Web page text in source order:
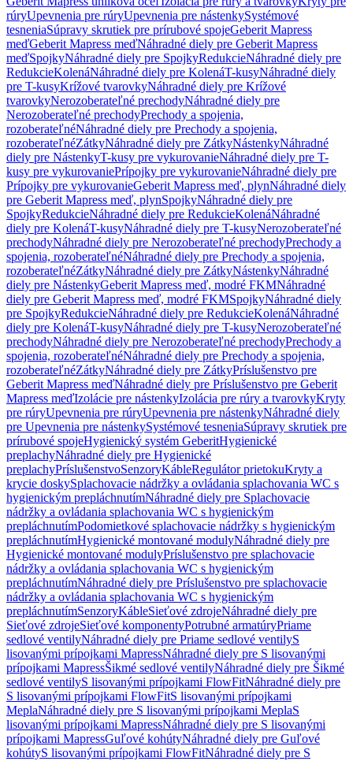
rúryUpevnenia pre rúryUpevnenia pre nástenkySystémové
tesneniaSúpravy skrutiek pre prírubové spojeGeberit Mapress
meďGeberit Mapress meďNáhradné diely pre Geberit Mapress
meďSpojkyNáhradné diely pre SpojkyRedukcieNáhradné diely pre
RedukcieKolenáNáhradné diely pre KolenáT-kusyNáhradné diely
pre T-kusyKrížové tvarovkyNáhradné diely pre Krížové
tvarovkyNerozoberateľné prechodyNáhradné diely pre
Nerozoberateľné prechodyPrechody a spojenia,
rozoberateľnéNáhradné diely pre Prechody a spojenia,
rozoberateľnéZátkyNáhradné diely pre ZátkyNástenkyNáhradné
diely pre NástenkyT-kusy pre vykurovanieNáhradné diely pre T-
kusy pre vykurovaniePrípojky pre vykurovanieNáhradné diely pre
Prípojky pre vykurovanieGeberit Mapress meď, plynNáhradné diely
pre Geberit Mapress meď, plynSpojkyNáhradné diely pre
SpojkyRedukcieNáhradné diely pre RedukcieKolenáNáhradné
diely pre KolenáT-kusyNáhradné diely pre T-kusyNerozoberateľné
prechodyNáhradné diely pre Nerozoberateľné prechodyPrechody a
spojenia, rozoberateľnéNáhradné diely pre Prechody a spojenia,
rozoberateľnéZátkyNáhradné diely pre ZátkyNástenkyNáhradné
diely pre NástenkyGeberit Mapress meď, modré FKMNáhradné
diely pre Geberit Mapress meď, modré FKMSpojkyNáhradné diely
pre SpojkyRedukcieNáhradné diely pre RedukcieKolenáNáhradné
diely pre KolenáT-kusyNáhradné diely pre T-kusyNerozoberateľné
prechodyNáhradné diely pre Nerozoberateľné prechodyPrechody a
spojenia, rozoberateľnéNáhradné diely pre Prechody a spojenia,
rozoberateľnéZátkyNáhradné diely pre ZátkyPríslušenstvo pre
Geberit Mapress meďNáhradné diely pre Príslušenstvo pre Geberit
Mapress meďIzolácie pre nástenkyIzolácia pre rúry a tvarovkyKryty
pre rúryUpevnenia pre rúryUpevnenia pre nástenkyNáhradné diely
pre Upevnenia pre nástenkySystémové tesneniaSúpravy skrutiek pre
prírubové spojeHygienický systém GeberitHygienické
preplachyNáhradné diely pre Hygienické
preplachyPríslušenstvoSenzoryKábleRegulátor prietokuKryty a
krycie doskySplachovacie nádržky a ovládania splachovania WC s
hygienickým prepláchnutímNáhradné diely pre Splachovacie
nádržky a ovládania splachovania WC s hygienickým
prepláchnutímPodomietkové splachovacie nádržky s hygienickým
prepláchnutímHygienické montované modulyNáhradné diely pre
Hygienické montované modulyPríslušenstvo pre splachovacie
nádržky a ovládania splachovania WC s hygienickým
prepláchnutímNáhradné diely pre Príslušenstvo pre splachovacie
nádržky a ovládania splachovania WC s hygienickým
prepláchnutímSenzoryKábleSieťové zdrojeNáhradné diely pre
Sieťové zdrojeSieťové komponentyPotrubné armatúryPriame
sedlové ventilyNáhradné diely pre Priame sedlové ventilyS
lisovanými prípojkami MapressNáhradné diely pre S lisovanými
prípojkami MapressŠikmé sedlové ventilyNáhradné diely pre Šikmé
sedlové ventilyS lisovanými prípojkami FlowFitNáhradné diely pre
S lisovanými prípojkami FlowFitS lisovanými prípojkami
MeplaNáhradné diely pre S lisovanými prípojkami MeplaS
lisovanými prípojkami MapressNáhradné diely pre S lisovanými
prípojkami MapressGuľové kohútyNáhradné diely pre Guľové
kohútyS lisovanými prípojkami FlowFitNáhradné diely pre S